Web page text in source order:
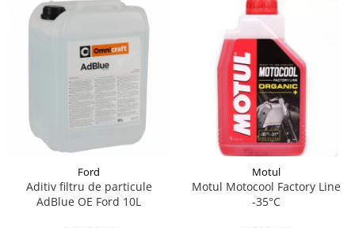
Ford
Aditiv filtru de particule
AdBlue OE Ford 10L
Motul
Motul Motocool Factory Line
-35°C